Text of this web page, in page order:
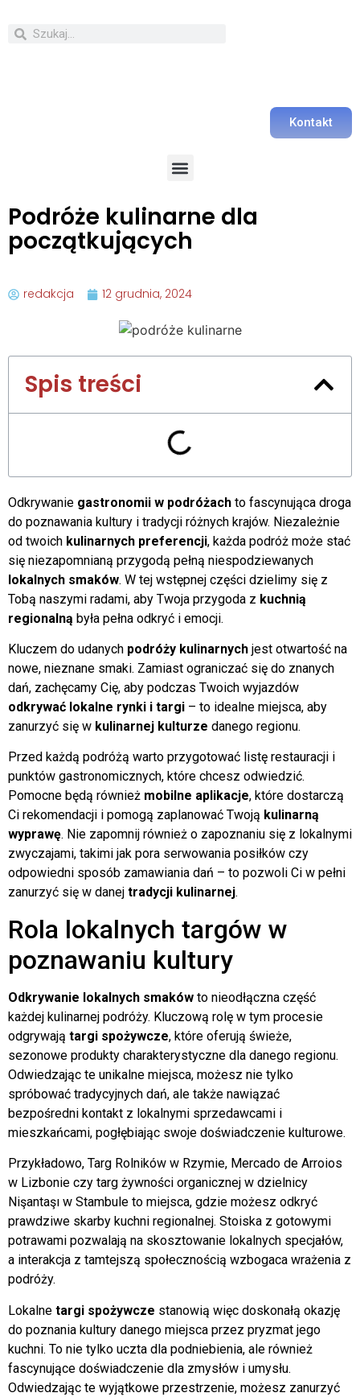
Kontakt
Podróże kulinarne dla
początkujących
redakcja 12 grudnia, 2024
Spis treści
Odkrywanie gastronomii w podróżach to fascynująca droga
do poznawania kultury i tradycji różnych krajów. Niezależnie
od twoich kulinarnych preferencji, każda podróż może stać
się niezapomnianą przygodą pełną niespodziewanych
lokalnych smaków. W tej wstępnej części dzielimy się z
Tobą naszymi radami, aby Twoja przygoda z kuchnią
regionalną była pełna odkryć i emocji.
Kluczem do udanych podróży kulinarnych jest otwartość na
nowe, nieznane smaki. Zamiast ograniczać się do znanych
dań, zachęcamy Cię, aby podczas Twoich wyjazdów
odkrywać lokalne rynki i targi – to idealne miejsca, aby
zanurzyć się w kulinarnej kulturze danego regionu.
Przed każdą podróżą warto przygotować listę restauracji i
punktów gastronomicznych, które chcesz odwiedzić.
Pomocne będą również mobilne aplikacje, które dostarczą
Ci rekomendacji i pomogą zaplanować Twoją kulinarną
wyprawę. Nie zapomnij również o zapoznaniu się z lokalnymi
zwyczajami, takimi jak pora serwowania posiłków czy
odpowiedni sposób zamawiania dań – to pozwoli Ci w pełni
zanurzyć się w danej tradycji kulinarnej.
Rola lokalnych targów w
poznawaniu kultury
Odkrywanie lokalnych smaków to nieodłączna część
każdej kulinarnej podróży. Kluczową rolę w tym procesie
odgrywają targi spożywcze, które oferują świeże,
sezonowe produkty charakterystyczne dla danego regionu.
Odwiedzając te unikalne miejsca, możesz nie tylko
spróbować tradycyjnych dań, ale także nawiązać
bezpośredni kontakt z lokalnymi sprzedawcami i
mieszkańcami, pogłębiając swoje doświadczenie kulturowe.
Przykładowo, Targ Rolników w Rzymie, Mercado de Arroios
w Lizbonie czy targ żywności organicznej w dzielnicy
Nişantaşı w Stambule to miejsca, gdzie możesz odkryć
prawdziwe skarby kuchni regionalnej. Stoiska z gotowymi
potrawami pozwalają na skosztowanie lokalnych specjałów,
a interakcja z tamtejszą społecznością wzbogaca wrażenia z
podróży.
Lokalne targi spożywcze stanowią więc doskonałą okazję
do poznania kultury danego miejsca przez pryzmat jego
kuchni. To nie tylko uczta dla podniebienia, ale również
fascynujące doświadczenie dla zmysłów i umysłu.
Odwiedzając te wyjątkowe przestrzenie, możesz zanurzyć